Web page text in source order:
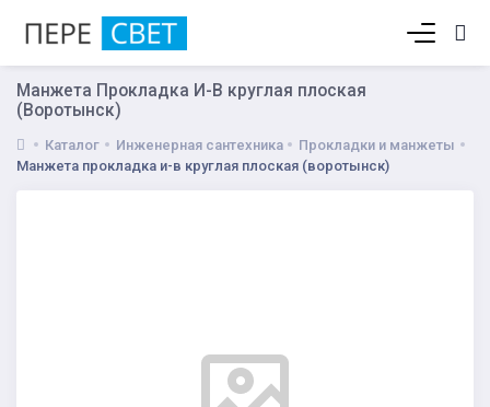
Манжета Прокладка И-В круглая плоская
(Воротынск)
Каталог Инженерная сантехника
Прокладки и манжеты
Манжета прокладка и-в круглая плоская (воротынск)